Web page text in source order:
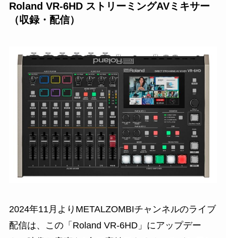
Roland VR-6HD ストリーミングAVミキサー
（収録・配信）
2024年11月よりMETALZOMBIチャンネルのライブ
配信は、この「Roland VR-6HD」にアップデー